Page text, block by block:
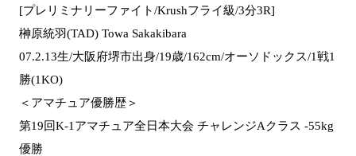
[プレリミナリーファイト/Krushフライ級/3分3R]
榊原統羽(TAD) Towa Sakakibara
07.2.13生/大阪府堺市出身/19歳/162cm/オーソドックス/1戦1
勝(1KO)
＜アマチュア優勝歴＞
第19回K-1アマチュア全日本大会 チャレンジAクラス -55kg
優勝